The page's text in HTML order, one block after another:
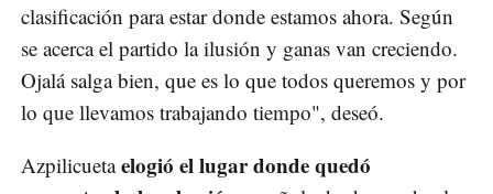
clasificación para estar donde estamos ahora. Según
se acerca el partido la ilusión y ganas van creciendo.
Ojalá salga bien, que es lo que todos queremos y por
lo que llevamos trabajando tiempo", deseó.
Azpilicuetaelogió el lugar donde quedó